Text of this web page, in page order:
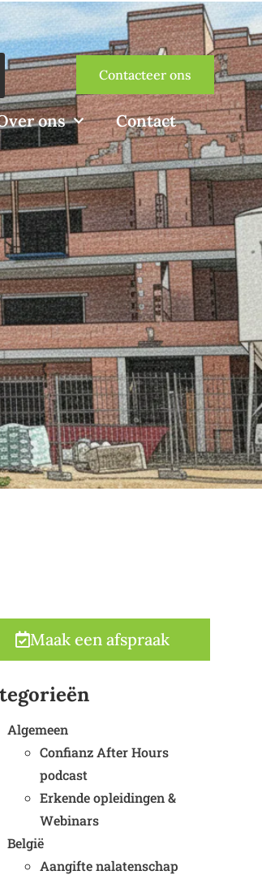
Contacteer ons
ons Contact
Maak een afspraak
Algemeen
Confianz After Hours
podcast
Erkende opleidingen &
Webinars
België
Aangifte nalatenschap